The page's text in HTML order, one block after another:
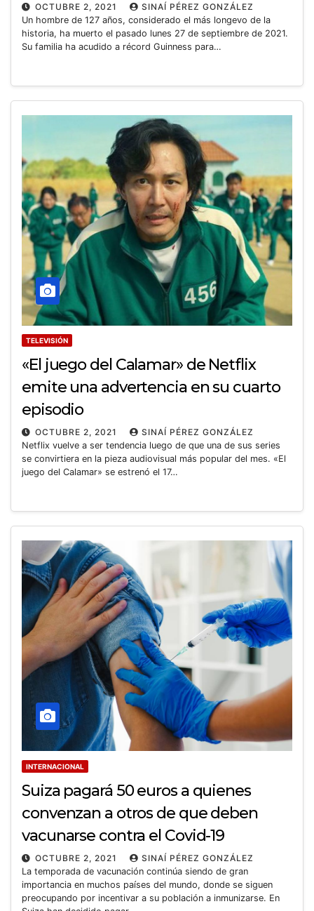
OCTUBRE 2, 2021
SINAÍ PÉREZ GONZÁLEZ
Un hombre de 127 años, considerado el más longevo de la
historia, ha muerto el pasado lunes 27 de septiembre de 2021.
Su familia ha acudido a récord Guinness para…
TELEVISIÓN
«El juego del Calamar» de Netflix
emite una advertencia en su cuarto
episodio
OCTUBRE 2, 2021
SINAÍ PÉREZ GONZÁLEZ
Netflix vuelve a ser tendencia luego de que una de sus series
se convirtiera en la pieza audiovisual más popular del mes. «El
juego del Calamar» se estrenó el 17…
INTERNACIONAL
Suiza pagará 50 euros a quienes
convenzan a otros de que deben
vacunarse contra el Covid-19
OCTUBRE 2, 2021
SINAÍ PÉREZ GONZÁLEZ
La temporada de vacunación continúa siendo de gran
importancia en muchos países del mundo, donde se siguen
preocupando por incentivar a su población a inmunizarse. En